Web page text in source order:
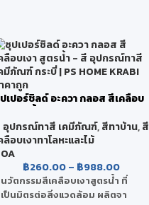
เปอร์ชิลด์ อะควา กลอส สีเคลือบ
อุปกรณ์ทาสี เคมีภัณฑ์,สีทาบ้าน,สี
ลือบเงาทาโลหะและไม้
฿260.00– ฿988.00
นวัตกรรมสีเคลือบเงาสูตรน้ำ ที่
เป็นมิตรต่อสิ่งแวดล้อม ผลิตจา